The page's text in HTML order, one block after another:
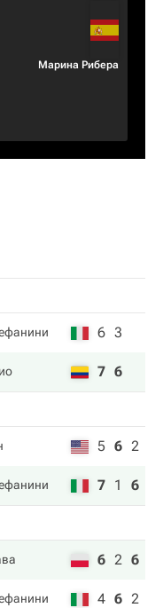
Марина Рибера
6 3
7 6
5 6 2
7 1 6
6 2 6
4 6 2